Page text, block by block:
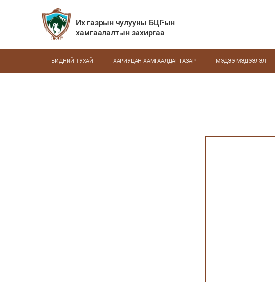
Их газрын чулууны БЦГ-ын
хамгаалалтын захиргаа
БИДНИЙ ТУХАЙ ХАРИУЦАН ХАМГААЛДАГ ГАЗАР МЭДЭЭ МЭДЭЭЛЭЛ